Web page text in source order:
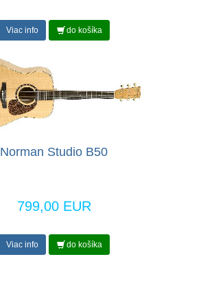
Viac info do košíka
Norman Studio B50
799,00 EUR
Viac info do košíka